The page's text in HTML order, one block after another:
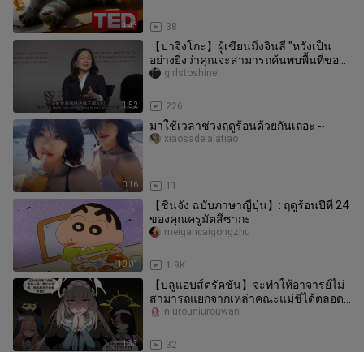
4:43 38
1:52
【ปาจิงโกะ】ผู้เขียนมิ่งจินลี่ "หวังเป็น
อย่างยิ่งว่าคุณจะสามารถค้นพบพื้นที่ของ
ตัวเองได้"
226
girlstoshine
0:16
มาใช้เวลาช่วงฤดูร้อนด้วยกันเถอะ～
11
xiaosadelalatiao
10:01
【ชินจัง ฉบับภาษาญี่ปุ่น】: ฤดูร้อนปีที่ 24
ของคุณครูมัตสึซากะ
1.9K
meigancaigongzhu
1:33
【บลูแอบส์ตรัคชัน】จะทำให้อาจารย์ไม่
สามารถแยกจากเหล่าคณะแม่ชีได้ตลอด
ไป
32
niurouniurouwan